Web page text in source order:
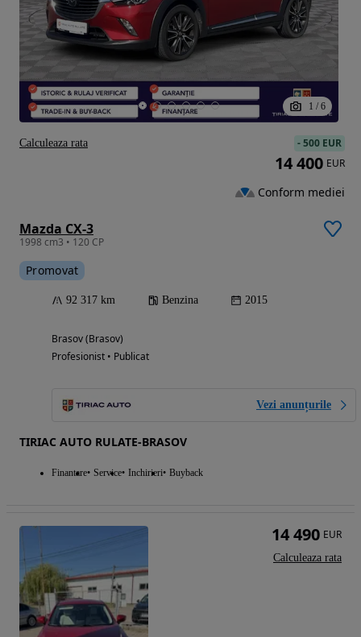
1 / 6
Mazda CX-3
1998 cm3 • 120 CP
Promovat
92 317 km Benzina 2015
Brasov (Brasov)
Profesionist • Publicat
Vezi anunțurile
TIRIAC AUTO RULATE-BRASOV
Finantare Service Inchirieri Buyback
-500 EUR
14 400 EUR
Conform mediei
Calculeaza rata
14 490 EUR
Calculeaza rata